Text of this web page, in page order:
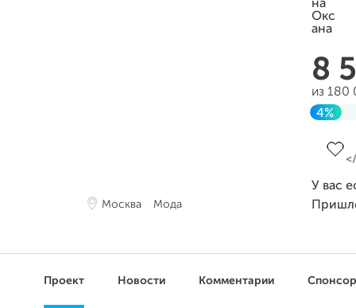
Москва Мода
8
из 180
4%
У вас
Проект Новости Комментарии